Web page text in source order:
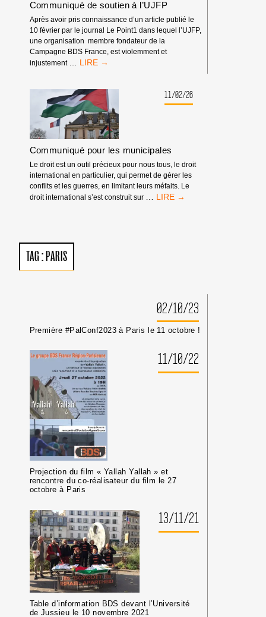
Communiqué de soutien à l’UJFP
Après avoir pris connaissance d’un article publié le
10 février par le journal Le Point1 dans lequel l’UJFP,
une organisation membre fondateur de la
Campagne BDS France, est violemment et
injustement
COMMUNIQUÉ
À
L’UJFP
11/02/26
Communiqué pour les municipales
Le droit est un outil précieux pour nous tous, le droit
international en particulier, qui permet de gérer les
conflits et les guerres, en limitant leurs méfaits. Le
droit international s’est construit sur
COMMUNIQUÉ
TAG : PARIS
02/10/23
Première #PalConf2023 à Paris le 11 octobre !
11/10/22
Projection du film « Yallah Yallah » et
rencontre du co-réalisateur du film le 27
octobre à Paris
13/11/21
Table d’information BDS devant l’Université
de Jussieu le 10 novembre 2021